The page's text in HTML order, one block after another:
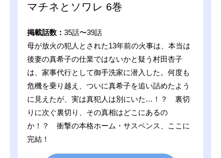
マチネとソワレ 6巻
掲載話数：35話〜39話
母が放火の犯人とされた13年前の火事は、本当は
後妻の真希子の仕業ではないかと疑う村田杏子
は、家事代行として御手洗家に潜入した。何度も
危機を乗り越え、ついに真希子を追い詰めたよう
に見えたが、実は真犯人は別にいた…！？ 裏切
りに次ぐ裏切り、その真相はどこにあるの
か！？ 衝撃の本格ホーム・サスペンス、ここに
完結！